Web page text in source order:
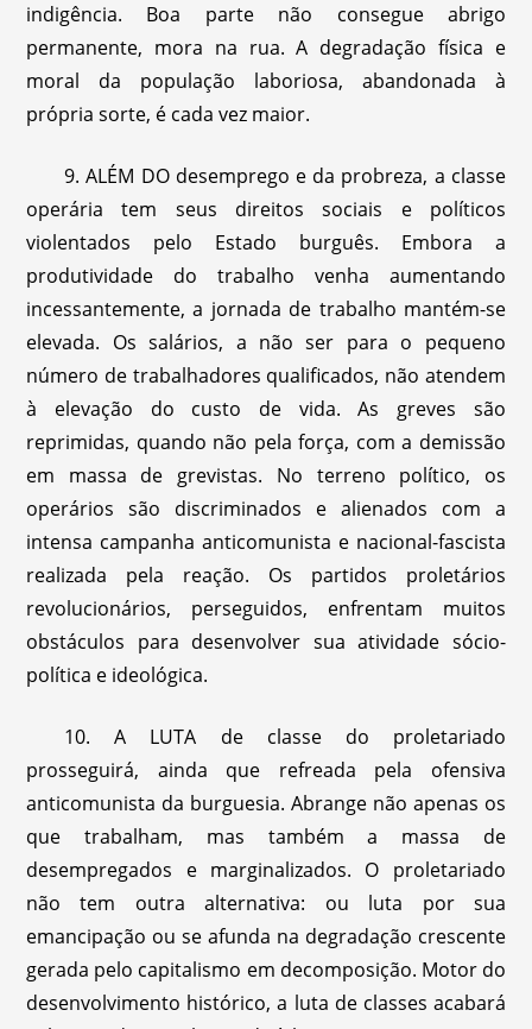
indigência. Boa parte não consegue abrigo
permanente, mora na rua. A degradação física e
moral da população laboriosa, abandonada à
própria sorte, é cada vez maior.
9. ALÉM DO desemprego e da probreza, a classe
operária tem seus direitos sociais e políticos
violentados pelo Estado burguês. Embora a
produtividade do trabalho venha aumentando
incessantemente, a jornada de trabalho mantém-se
elevada. Os salários, a não ser para o pequeno
número de trabalhadores qualificados, não atendem
à elevação do custo de vida. As greves são
reprimidas, quando não pela força, com a demissão
em massa de grevistas. No terreno político, os
operários são discriminados e alienados com a
intensa campanha anticomunista e nacional-fascista
realizada pela reação. Os partidos proletários
revolucionários, perseguidos, enfrentam muitos
obstáculos para desenvolver sua atividade sócio-
política e ideológica.
10. A LUTA de classe do proletariado
prosseguirá, ainda que refreada pela ofensiva
anticomunista da burguesia. Abrange não apenas os
que trabalham, mas também a massa de
desempregados e marginalizados. O proletariado
não tem outra alternativa: ou luta por sua
emancipação ou se afunda na degradação crescente
gerada pelo capitalismo em decomposição. Motor do
desenvolvimento histórico, a luta de classes acabará